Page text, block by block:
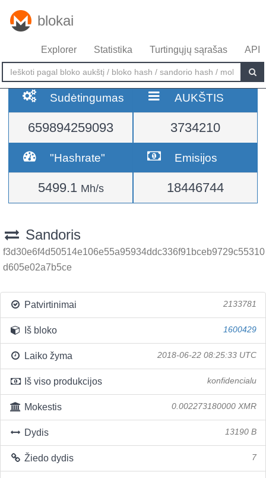
blokai
Explorer Statistika Turtingųjų sąrašas API
Sudėtingumas
659894259093
AUKŠTIS
3734210
"Hashrate"
5499.1 Mh/s
Emisijos
18446744
Sandoris
f3d30e6f4d50514e106e55a95934ddc336f91bceb9729c55310
d605e02a7b5ce
Patvirtinimai 2133781
Iš bloko 1600429
Laiko žyma 2018-06-22 08:25:33 UTC
Iš viso produkcijos konfidencialu
Mokestis 0.002273180000 XMR
Dydis 13190 B
Žiedo dydis 7